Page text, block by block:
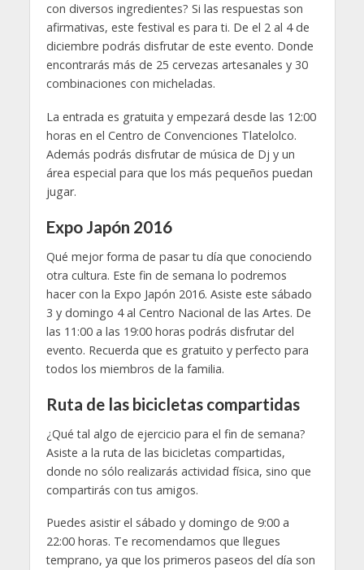
con diversos ingredientes? Si las respuestas son
afirmativas, este festival es para ti. De el 2 al 4 de
diciembre podrás disfrutar de este evento. Donde
encontrarás más de 25 cervezas artesanales y 30
combinaciones con micheladas.
La entrada es gratuita y empezará desde las 12:00
horas en el Centro de Convenciones Tlatelolco.
Además podrás disfrutar de música de Dj y un
área especial para que los más pequeños puedan
jugar.
Expo Japón 2016
Qué mejor forma de pasar tu día que conociendo
otra cultura. Este fin de semana lo podremos
hacer con la Expo Japón 2016. Asiste este sábado
3 y domingo 4 al Centro Nacional de las Artes. De
las 11:00 a las 19:00 horas podrás disfrutar del
evento. Recuerda que es gratuito y perfecto para
todos los miembros de la familia.
Ruta de las bicicletas compartidas
¿Qué tal algo de ejercicio para el fin de semana?
Asiste a la ruta de las bicicletas compartidas,
donde no sólo realizarás actividad física, sino que
compartirás con tus amigos.
Puedes asistir el sábado y domingo de 9:00 a
22:00 horas. Te recomendamos que llegues
temprano, ya que los primeros paseos del día son